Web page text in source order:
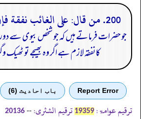
200. من قال: على الغائب نفقة فإن بعث وإلا طلق
جو حضرات فرماتے ہیں کہ جو شخص بیوی سے دور
کانفقہ لازم ہے اگر وہ بھیجے تو
Report Error باب احادیث (6)
ترقیم عوامۃ: 19359 ترقیم الشثری: --
20136